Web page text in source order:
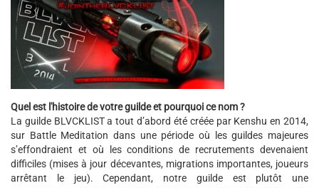
Quel est l'histoire de votre guilde et pourquoi ce nom ?
La guilde BLVCKLIST a tout d’abord été créée par Kenshu en 2014,
sur Battle Meditation dans une période où les guildes majeures
s’effondraient et où les conditions de recrutements devenaient
difficiles (mises à jour décevantes, migrations importantes, joueurs
arrêtant le jeu). Cependant, notre guilde est plutôt une